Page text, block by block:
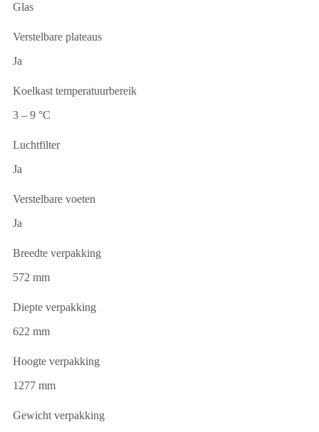
Glas
Verstelbare plateaus
Ja
Koelkast temperatuurbereik
3 – 9 °C
Luchtfilter
Ja
Verstelbare voeten
Ja
Breedte verpakking
572 mm
Diepte verpakking
622 mm
Hoogte verpakking
1277 mm
Gewicht verpakking